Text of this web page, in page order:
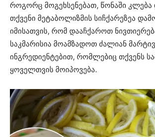
როგორც მოგეხსენებათ, წონაში
თქვენი მეტაბოლიზმის სიჩქარეზეა
იმისათვის, რომ დააჩქაროთ
საკმარისია მოამზადოთ ძალიან
ინგრედიენტებით, რომლებიც თქვენს
ყოველთვის მოიპოვება.